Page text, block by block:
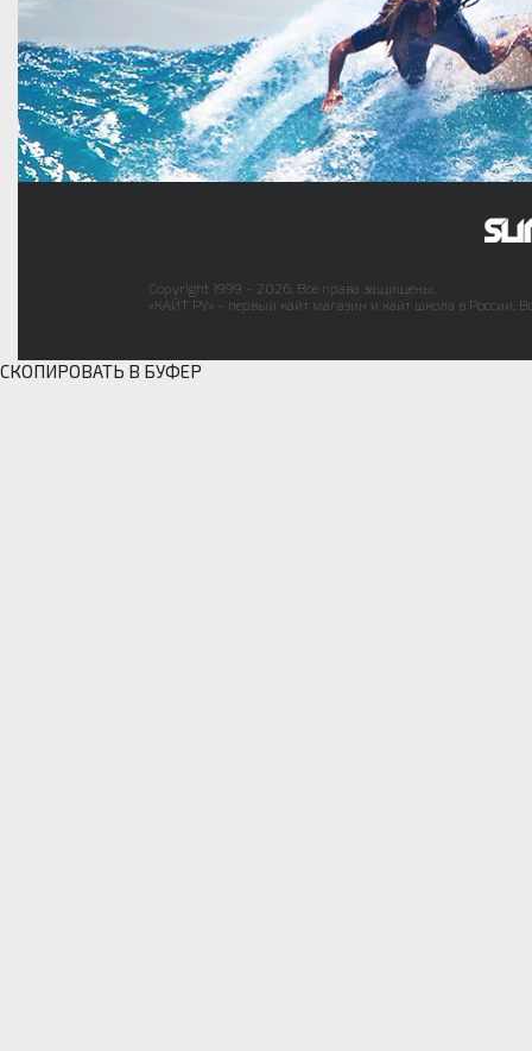
Copyright 1999 - 2026. Все права защищены.
«КАЙТ РУ» - первый кайт магазин и кайт школа в России.
СКОПИРОВАТЬ В БУФЕР